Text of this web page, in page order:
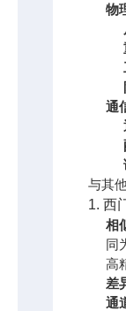
物
通
与其
1. 西
相
同
高
差
通